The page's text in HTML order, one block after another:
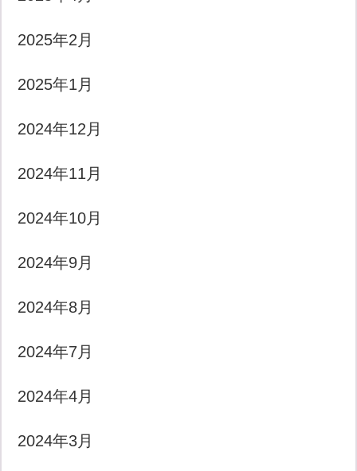
2025年2月
2025年1月
2024年12月
2024年11月
2024年10月
2024年9月
2024年8月
2024年7月
2024年4月
2024年3月